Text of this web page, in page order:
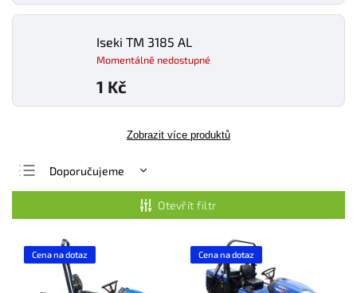
Iseki TM 3185 AL
Momentálně nedostupné
1 Kč
Zobrazit více produktů
Doporučujeme
Nejdražší
Nejprodávanější
Abecedně
Otevřít filtr
Cena na dotaz Cena na dotaz